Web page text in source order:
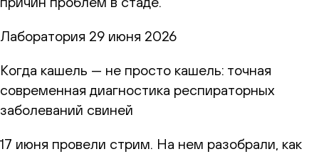
Лаборатория 29 июня 2026
Когда кашель — не просто кашель: точная
современная диагностика респираторных
заболеваний свиней
17 июня провели стрим. На нем разобрали, как